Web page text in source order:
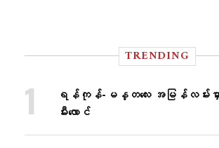
TRENDING
ရန်ကုန်-မန္တလေး အမြန်လမ်းမှာ
မီးလောင်